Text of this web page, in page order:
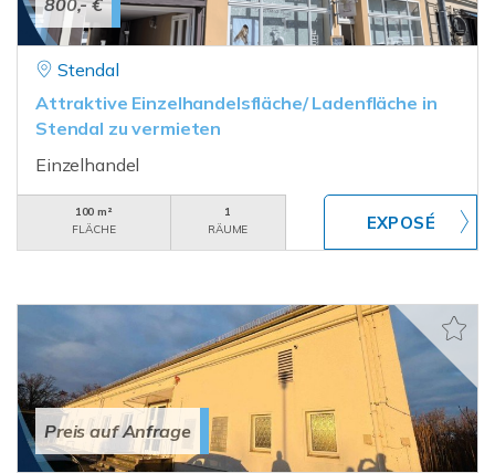
800,- €
Stendal
Attraktive Einzelhandelsfläche/ Ladenfläche in
Stendal zu vermieten
Einzelhandel
100 m²
FLÄCHE
1
RÄUME
Preis auf Anfrage